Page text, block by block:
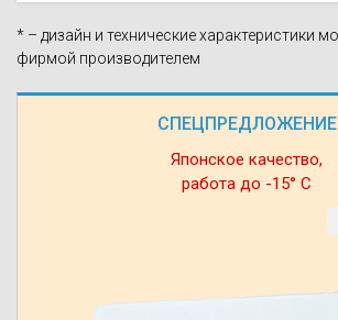
СПЕЦПРЕДЛОЖЕНИЕ
Японское качество,
работа до -15° С
* – дизайн и технические характеристики
фирмой производителем